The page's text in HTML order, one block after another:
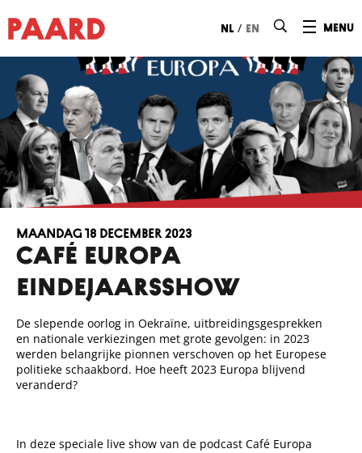
menu
nl / en
CAFÉ EUROPA
EINDEJAARSSHOW
maandag 18 december 2023
De slepende oorlog in Oekraïne, uitbreidingsgesprekken
en nationale verkiezingen met grote gevolgen: in 2023
werden belangrijke pionnen verschoven op het Europese
politieke schaakbord. Hoe heeft 2023 Europa blijvend
veranderd?
In deze speciale live show van de podcast Café Europa